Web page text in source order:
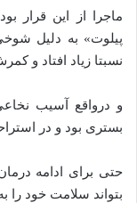
ماجرا از این قرار
پیلوت» به دلیل
نسبتا زیاد افتاد و
و درواقع آسیب
بستری بود و در
حتی برای ادامه
بتواند سلامت خود را